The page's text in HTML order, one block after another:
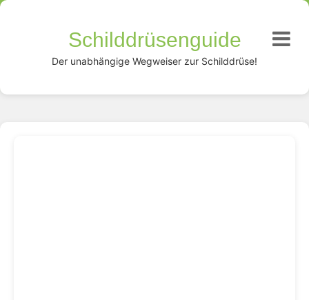
Schilddrüsenguide
Der unabhängige Wegweiser zur Schilddrüse!